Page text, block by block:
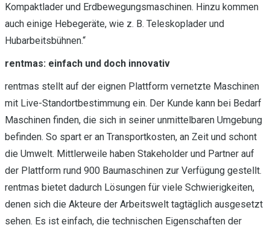
Kompaktlader und Erdbewegungsmaschinen. Hinzu kommen
auch einige Hebegeräte, wie z. B. Teleskoplader und
Hubarbeitsbühnen.“
rentmas: einfach und doch innovativ
rentmas stellt auf der eignen Plattform vernetzte Maschinen
mit Live-Standortbestimmung ein. Der Kunde kann bei Bedarf
Maschinen finden, die sich in seiner unmittelbaren Umgebung
befinden. So spart er an Transportkosten, an Zeit und schont
die Umwelt. Mittlerweile haben Stakeholder und Partner auf
der Plattform rund 900 Baumaschinen zur Verfügung gestellt.
rentmas bietet dadurch Lösungen für viele Schwierigkeiten,
denen sich die Akteure der Arbeitswelt tagtäglich ausgesetzt
sehen. Es ist einfach, die technischen Eigenschaften der